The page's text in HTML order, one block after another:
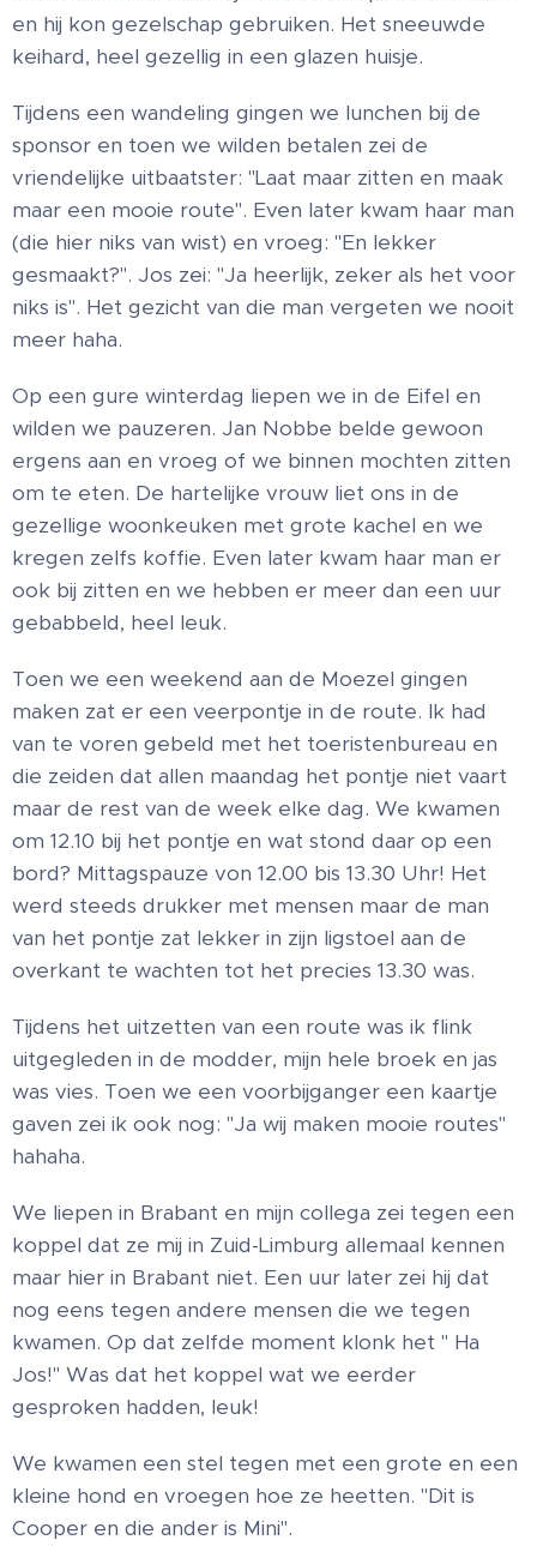
en hij kon gezelschap gebruiken. Het sneeuwde
keihard, heel gezellig in een glazen huisje.
Tijdens een wandeling gingen we lunchen bij de
sponsor en toen we wilden betalen zei de
vriendelijke uitbaatster: "Laat maar zitten en maak
maar een mooie route". Even later kwam haar man
(die hier niks van wist) en vroeg: "En lekker
gesmaakt?". Jos zei: "Ja heerlijk, zeker als het voor
niks is". Het gezicht van die man vergeten we nooit
meer haha.
Op een gure winterdag liepen we in de Eifel en
wilden we pauzeren. Jan Nobbe belde gewoon
ergens aan en vroeg of we binnen mochten zitten
om te eten. De hartelijke vrouw liet ons in de
gezellige woonkeuken met grote kachel en we
kregen zelfs koffie. Even later kwam haar man er
ook bij zitten en we hebben er meer dan een uur
gebabbeld, heel leuk.
Toen we een weekend aan de Moezel gingen
maken zat er een veerpontje in de route. Ik had
van te voren gebeld met het toeristenbureau en
die zeiden dat allen maandag het pontje niet vaart
maar de rest van de week elke dag. We kwamen
om 12.10 bij het pontje en wat stond daar op een
bord? Mittagspauze von 12.00 bis 13.30 Uhr! Het
werd steeds drukker met mensen maar de man
van het pontje zat lekker in zijn ligstoel aan de
overkant te wachten tot het precies 13.30 was.
Tijdens het uitzetten van een route was ik flink
uitgegleden in de modder, mijn hele broek en jas
was vies. Toen we een voorbijganger een kaartje
gaven zei ik ook nog: "Ja wij maken mooie routes"
hahaha.
We liepen in Brabant en mijn collega zei tegen een
koppel dat ze mij in Zuid-Limburg allemaal kennen
maar hier in Brabant niet. Een uur later zei hij dat
nog eens tegen andere mensen die we tegen
kwamen. Op dat zelfde moment klonk het " Ha
Jos!" Was dat het koppel wat we eerder
gesproken hadden, leuk!
We kwamen een stel tegen met een grote en een
kleine hond en vroegen hoe ze heetten. "Dit is
Cooper en die ander is Mini".